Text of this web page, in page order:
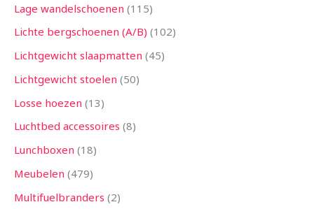
Lage wandelschoenen 115
Lichte bergschoenen (A/B) 102
Lichtgewicht slaapmatten 45
Lichtgewicht stoelen 50
Losse hoezen 13
Luchtbed accessoires 8
Lunchboxen 18
Meubelen 479
Multifuelbranders 2